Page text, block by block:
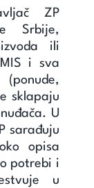
ZP
Srbije,
ili
i sva
sklapaju
U
sarađuju
opisa
potrebi i
u